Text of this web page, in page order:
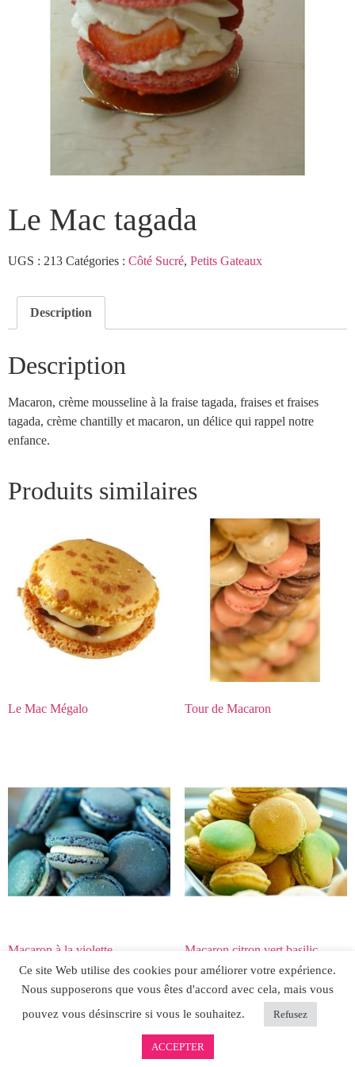
Le Mac tagada
UGS : 213 Catégories : Côté Sucré, Petits Gateaux
Description
Description
Macaron, crème mousseline à la fraise tagada, fraises et fraises
tagada, crème chantilly et macaron, un délice qui rappel notre
enfance.
Produits similaires
Le Mac Mégalo Tour de Macaron
Macaron à la violette Macaron citron vert basilic
Ce site Web utilise des cookies pour améliorer votre expérience.
Nous supposerons que vous êtes d'accord avec cela, mais vous
pouvez vous désinscrire si vous le souhaitez.
Refusez
ACCEPTER